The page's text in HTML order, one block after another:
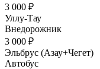
3 000 ₽
Уллу-Тау
Внедорожник
3 000 ₽
Эльбрус (Азау+Чегет)
Автобус